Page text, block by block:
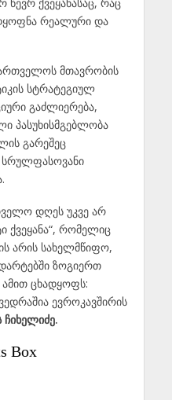
რეალური და
მთავრობის
სტრატეგიულ
გაძლიერება,
პასუხისმგებლობა
გარეშეც
სრულფასოვანი
დღეს უკვე არ
ქვეყანა“, რომელიც
არის სახელმწიფო,
ზოგიერთ
ამით ცხადყოფს:
ევროკავშირის
ჩიხელიძე.
Box